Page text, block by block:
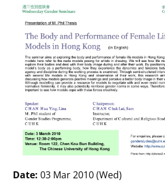
Date: 03 Mar 2010 (Wed)